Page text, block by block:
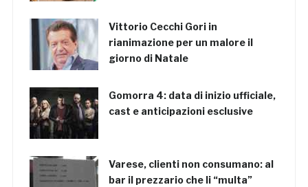
Vittorio Cecchi Gori in
rianimazione per un malore il
giorno di Natale
Gomorra 4: data di inizio ufficiale,
cast e anticipazioni esclusive
Varese, clienti non consumano: al
bar il prezzario che li “multa”